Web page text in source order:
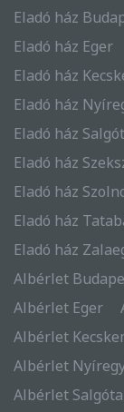
Eladó ház
Eladó ház Eger
Eladó ház
Eladó ház
Eladó ház
Eladó ház
Eladó ház
Eladó ház
Eladó ház
Albérlet
Albérlet Eger
Albérlet
Albérlet
Albérlet